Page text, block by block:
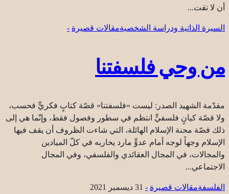
أن لا تقت...
السيرة الذاتية ودراسة الشخصيةمقالات قصيرة -
من وحي فلسفتنا
مقدّمة الشهيد الصدر: ليست «فلسفتنا» قصّة كتابٍ فكريٍّ فحسب،
ولا قصّة كيانٍ فلسفيٍّ انتظم في سطور وفصول فقط، وإنّما هي إلى
ذلك قصّة محنة الإسلام الهائلة، التي شاءت الظروف أن يقف فيها
الإسلام وجهاً لوجه أمام عدوٍّ مارد يحاربه في كلّ الميادين
والمجالات، في المجال العقائدي والفلسفي، وفي المجال
الاجتماعي...
الفلسفةمقالات قصيرة - 31 ديسمبر 2021